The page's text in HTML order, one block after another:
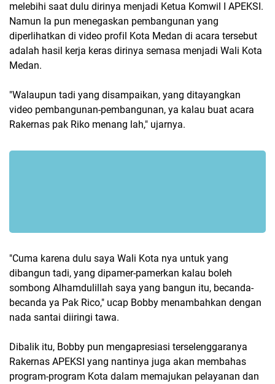
melebihi saat dulu dirinya menjadi Ketua Komwil I APEKSI.
Namun Ia pun menegaskan pembangunan yang
diperlihatkan di video profil Kota Medan di acara tersebut
adalah hasil kerja keras dirinya semasa menjadi Wali Kota
Medan.
"Walaupun tadi yang disampaikan, yang ditayangkan
video pembangunan-pembangunan, ya kalau buat acara
Rakernas pak Riko menang lah," ujarnya.
"Cuma karena dulu saya Wali Kota nya untuk yang
dibangun tadi, yang dipamer-pamerkan kalau boleh
sombong Alhamdulillah saya yang bangun itu, becanda-
becanda ya Pak Rico," ucap Bobby menambahkan dengan
nada santai diiringi tawa.
Dibalik itu, Bobby pun mengapresiasi terselenggaranya
Rakernas APEKSI yang nantinya juga akan membahas
program-program Kota dalam memajukan pelayanan dan